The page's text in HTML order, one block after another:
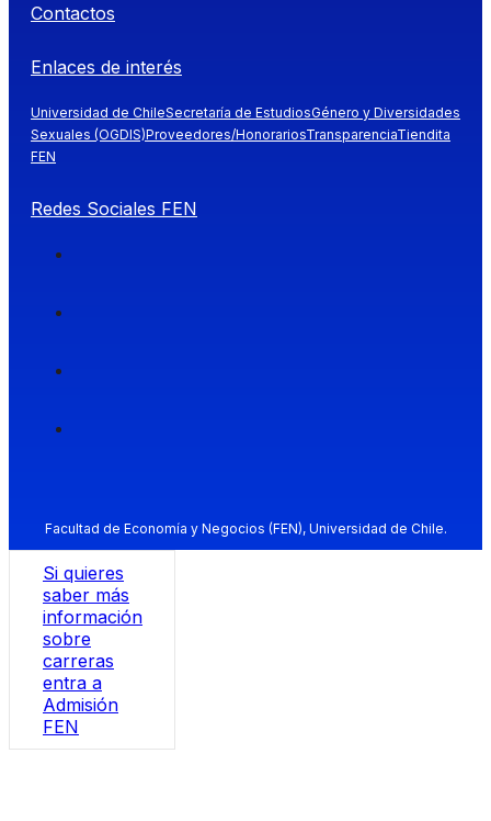
Contactos
Enlaces de interés
Universidad de ChileSecretaría de EstudiosGénero y Diversidades
Sexuales (OGDIS)Proveedores/HonorariosTransparenciaTiendita
FEN
Redes Sociales FEN
Facultad de Economía y Negocios (FEN), Universidad de Chile.
Si quieres
saber más
información
sobre
carreras
entra a
Admisión
FEN